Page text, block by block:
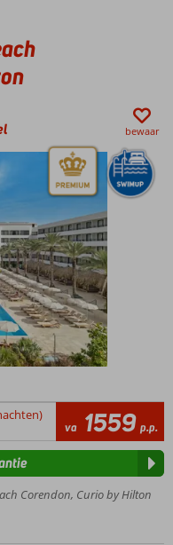
bewaar
va 1559 p.p.
Corendon, Curio by Hilton